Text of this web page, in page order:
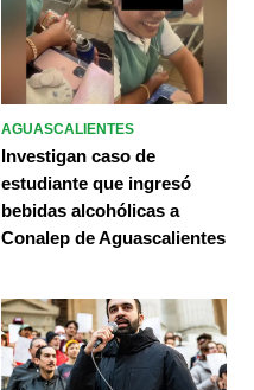
AGUASCALIENTES
Investigan caso de
estudiante que ingresó
bebidas alcohólicas a
Conalep de Aguascalientes